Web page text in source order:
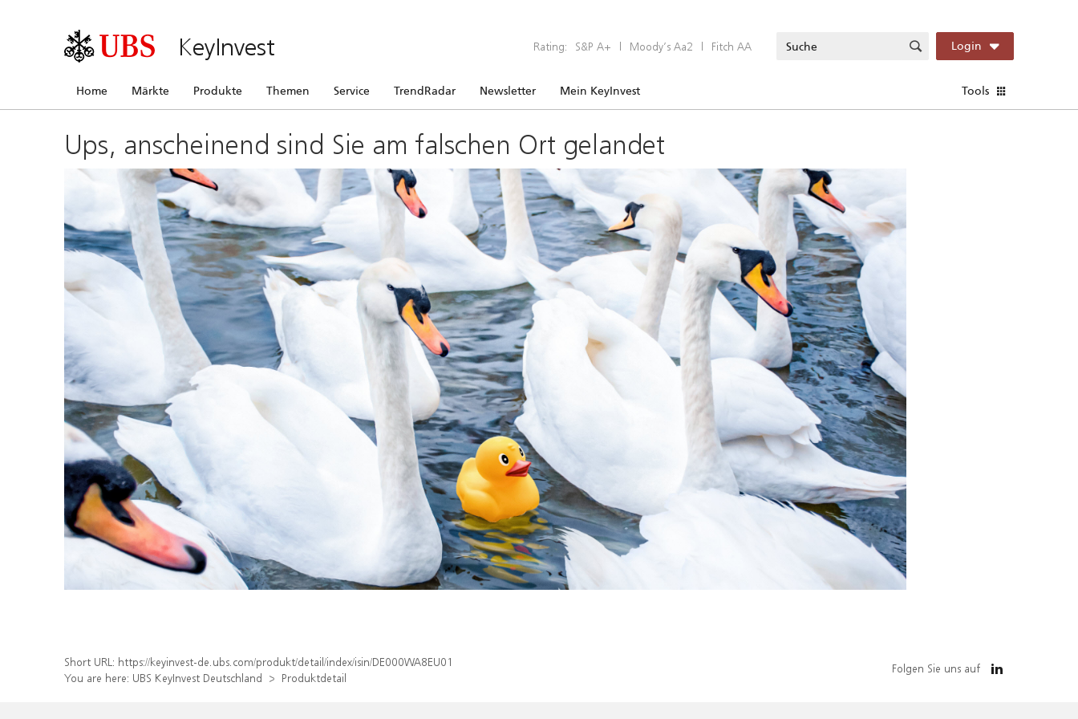
KeyInvest Rating: S&P A+ | Moody’s Aa2 | Fitch AA Login
Home Märkte Produkte Themen Service TrendRadar Newsletter Mein KeyInvest Tools
Ups, anscheinend sind Sie am falschen Ort gelandet
Short URL: https://keyinvest-de.ubs.com/produkt/detail/index/isin/DE000WA8EU01
You are here: UBS KeyInvest Deutschland Produktdetail
Folgen Sie uns auf